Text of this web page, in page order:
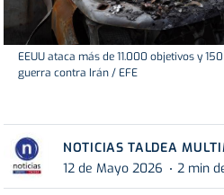
EEUU ataca más de 11.000 objetivos y
guerra contra Irán / EFE
NOTICIAS TALDEA
12 de Mayo 2026
2 min